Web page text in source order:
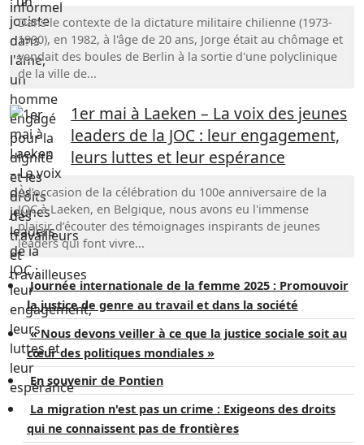
Dans le contexte de la dictature militaire chilienne (1973-
1990), en 1982, à l'âge de 20 ans, Jorge était au chômage et
vendait des boules de Berlin à la sortie d'une polyclinique
de la ville de...
1er mai à Laeken – La voix des jeunes
leaders de la JOC : leur engagement,
leurs luttes et leur espérance
À l’occasion de la célébration du 100e anniversaire de la
JOC à Laeken, en Belgique, nous avons eu l'immense
plaisir d’écouter des témoignages inspirants de jeunes
leaders qui font vivre...
Journée internationale de la femme 2025 : Promouvoir
la justice de genre au travail et dans la société
« Nous devons veiller à ce que la justice sociale soit au
cœur des politiques mondiales »
En souvenir de Pontien
La migration n'est pas un crime : Exigeons des droits
qui ne connaissent pas de frontières